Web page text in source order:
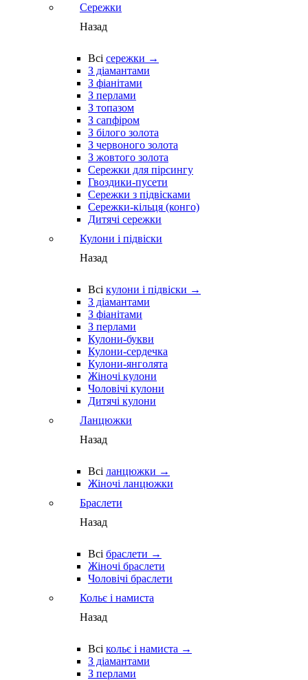
Сережки
Назад
Всі сережки →
З діамантами
З фіанітами
З перлами
З топазом
З сапфіром
З білого золота
З червоного золота
З жовтого золота
Сережки для пірсингу
Гвоздики-пусети
Сережки з підвісками
Сережки-кільця (конго)
Дитячі сережки
Кулони і підвіски
Назад
Всі кулони і підвіски →
З діамантами
З фіанітами
З перлами
Кулони-букви
Кулони-сердечка
Кулони-янголята
Жіночі кулони
Чоловічі кулони
Дитячі кулони
Ланцюжки
Назад
Всі ланцюжки →
Жіночі ланцюжки
Браслети
Назад
Всі браслети →
Жіночі браслети
Чоловічі браслети
Кольє і намиста
Назад
Всі кольє і намиста →
З діамантами
З перлами